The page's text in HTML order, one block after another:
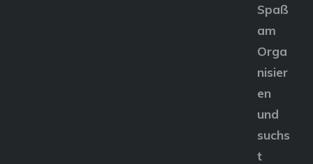
Spaß
am
Orga
nisier
en
und
suchs
t